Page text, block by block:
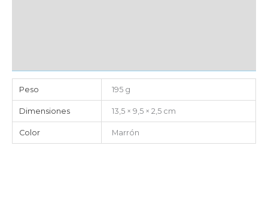
Peso 195 g
Dimensiones 13,5 × 9,5 × 2,5 cm
Color Marrón